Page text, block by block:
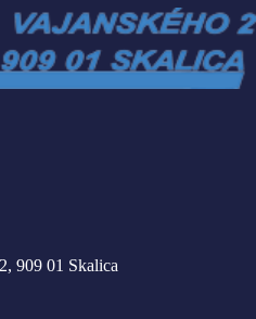
909 01 Skalica